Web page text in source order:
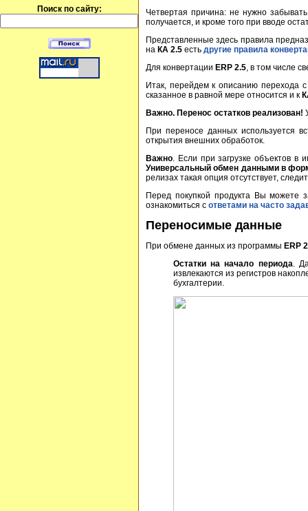
Поиск по сайту:
Четвертая причина: не нужно
получается, и кроме того при вводе
Представленные здесь правила
на КА 2.5 есть другие правила
Для конвертации ERP 2.5, в том числе
Итак, перейдем к описанию перехода
сказанное в равной мере относится и к
Важно. Перенос остатков реализован!
При переносе данных используется
открытия внешних обработок.
Важно. Если при загрузке объектов
Универсальный обмен данными в
релизах такая опция отсутствует,
Перед покупкой продукта Вы можете
ознакомиться с ответами на часто
Переносимые данные
При обмене данных из программы ERP 2
Остатки на начало периода.
извлекаются из регистров
бухгалтерии.